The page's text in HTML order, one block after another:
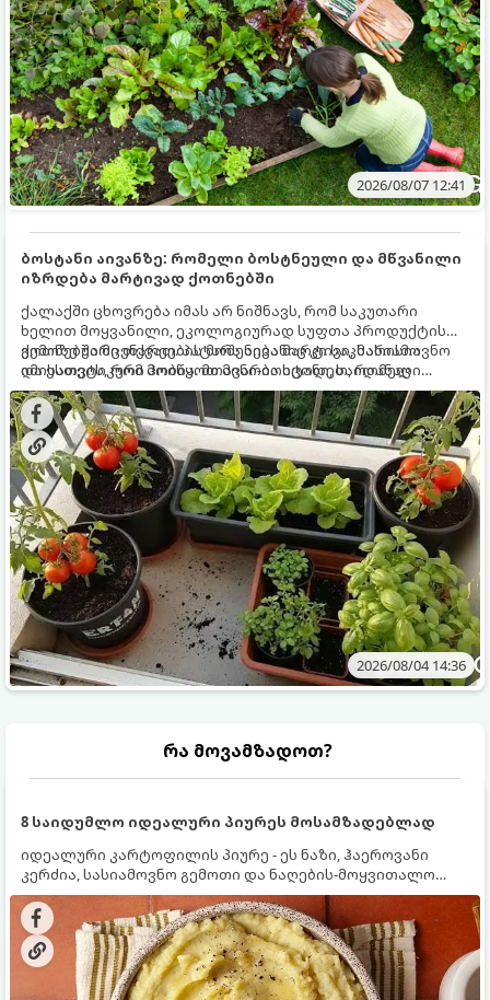
2026/08/07 12:41
ბოსტანი აივანზე: რომელი ბოსტნეული და მწვანილი
იზრდება მარტივად ქოთნებში
ქალაქში ცხოვრება იმას არ ნიშნავს, რომ საკუთარი
ხელით მოყვანილი, ეკოლოგიურად სუფთა პროდუქტის
გემოზე უარი თქვათ. პატარა აივანიც კი საკმარისია
იმისათვის, რომ მოიწყოთ მინი-ბოსტანი, საიდანაც
ყოველდღიურად ახალ, არომატულ მწვანილსა და
ბოსტნეულს მოკრეფთ.
ქოთნებში მცენარეების მოშენება მარტივი, სასიამოვნო
და ესთეტიკური ჰობია. მთავარია იცოდეთ, რომელი
კულტურები ეგუებიან ქოთნის პირობებს ყველაზე კარგად
და როგორ მოუაროთ მათ სწორად.
2026/08/04 14:36
რა მოვამზადოთ?
8 საიდუმლო იდეალური პიურეს მოსამზადებლად
იდეალური კარტოფილის პიურე - ეს ნაზი, ჰაეროვანი
კერძია, სასიამოვნო გემოთი და ნაღების-მოყვითალო
ფერით. მისი მომზადება ძალიან მარტივია, მაგრამ
არსებობს რამდენიმე საიდუმლო, რომლებიც უნდა
იცოდეთ, რომ პიურე იდეალურად გემრიელი გამოვიდეს.